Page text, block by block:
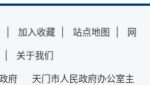
加入收藏 站点地图
网
关于我们
府 天门市人民政府办公室主